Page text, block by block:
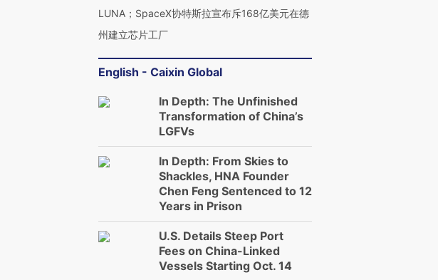
LUNA；SpaceX协特斯拉宣布斥168亿美元在德
州建立芯片工厂
English - Caixin Global
In Depth: The Unfinished
Transformation of China’s
LGFVs
In Depth: From Skies to
Shackles, HNA Founder
Chen Feng Sentenced to 12
Years in Prison
U.S. Details Steep Port
Fees on China-Linked
Vessels Starting Oct. 14